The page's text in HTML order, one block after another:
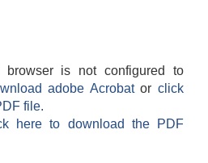
browser is not configured to
adobe Acrobatorclick
file.
here to download the PDF